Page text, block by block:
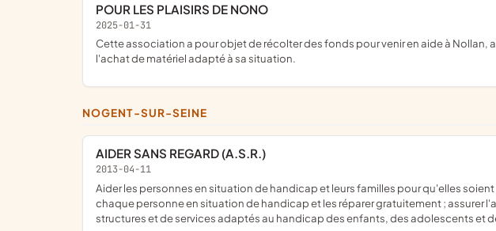
POUR LES PLAISIRS DE NONO
2025-01-31
Cette association a pour objet de récolter des fonds pour venir en aide à Nollan, atteint d'un handicap moteur et mental et l'aider dans son quotidien, ainsi qu'à ses proches, avec
l'achat de matériel adapté à sa situation.
NOGENT-SUR-SEINE
AIDER SANS REGARD (A.S.R.)
2013-04-11
aider les personnes en situation de handicap et leurs familles pour qu'elles soient le moteur dans l'amélioration de leurs vies au quotidien ; assurer un fauteuil ou un tricycle à
chaque personne en situation de handicap et les réparer gratuitement ; assurer
structures et de services adaptés au handicap des enfants, des adolescents et